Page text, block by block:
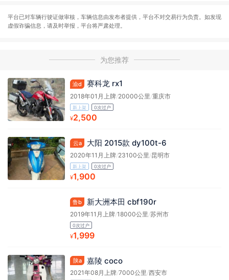
平台已对车辆行驶证做审核，车辆信息由发布者提供，平台不对交易行为负责。如发现
虚假诈骗信息，请及时举报，平台将严肃处理。
为您推荐
渝d 赛科龙 rx1
2018年01月上牌/20000公里 /重庆市
新上架 0次过户
¥2,500
云a 大阳 2015款 dy100t-6
2020年11月上牌/23100公里 /昆明市
新上架 0次过户
¥1,900
鲁b 新大洲本田 cbf190r
2019年11月上牌/18000公里 /苏州市
0次过户
¥1,999
陕a 嘉陵 coco
2021年08月上牌/7000公里/西安市